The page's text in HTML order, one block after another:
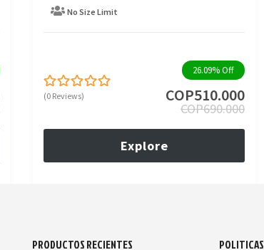
No Size Limit
26.09%Off
COP510.000
COP690.000
0
5
(0 Reviews)
Explore
PRODUCTOS RECIENTES POLITICAS